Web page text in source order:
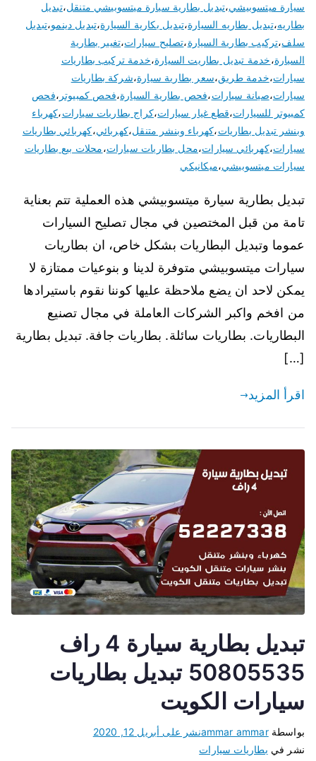
سيارة ميتسوبيشي،تبديل بطارية سيارة ميتسوبيشي متنقل،تبديل
بطاريه،تبديل بطاريه السيارة،تبديل بكارية السيارة،تبديل دينمو،تبديل
سلف،تركيب بطارية السيارة،تصليح سيارات،تغيير بطارية
السيارة،خدمة تبديل بطاريت السيارة،خدمة تركيب بطاريات
سيارات،خدمة طريق،سعر بطارية سيارة،شركة بطاريات
سيارات،صيانة سيارات،فحص بطارية السيارة،فحص كمبيوتر ،فحص
كمبيوتر للسيارات،قطع غيار سيارات،كراج بطاريات سيارات،كهرباء
وبنشر تبديل بطاريات،كهرباء وبنشر متنقل،كهربائي،كهربائي بطاريات
سيارات،كهربائي سيارات،محل بطاريات سيارات،محلات بيع بطاريات
سيارات ميتسوبيشي،ميكانيكي
تبديل بطارية سيارة ميتسوبيشي هذه العملية تتم بعناية
تامة من قبل المختصين في مجال تصليح السيارات
عموما وتبديل البطاريات بشكل خاص، ان بطاريات
سيارات ميتسوبيشي متوفرة لدينا و بنوعيات ممتازة لا
يمكن لاحد ان يضع ملاحظة عليها كوننا نقوم باستيرادها
من افخم واكبر الشركات العاملة في مجال تصنيع
البطاريات. بطاريات سائلة. بطاريات جافة. تبديل بطارية
[…]
اقرأ المزيد
تبديل بطارية سيارة 4 راف
50805535 تبديل بطاريات
سيارات الكويت
بواسطةammar ammarنشر على أبريل 12, 2020
نشر في بطاريات سيارات